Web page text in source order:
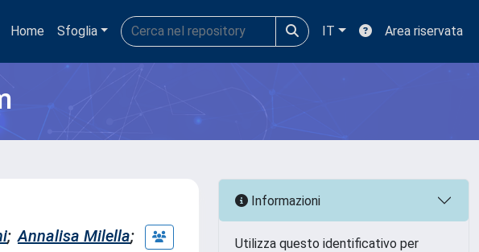
Home Sfoglia IT Area riservata
; Annalisa Milella;
Informazioni
Utilizza questo identificativo per